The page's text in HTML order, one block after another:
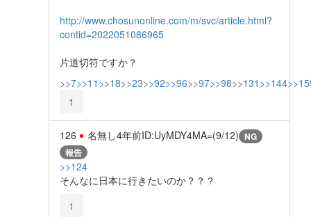
http://www.chosunonline.com/m/svc/article.html?
contid=2022051086965
片道切符ですか？
>>7>>11 >>18>>23>>92>>96>>97>>98>>131 >>144
1
126 名無し4年前ID:UyMDY4MA=(9/12) NG
報告
>>124
そんなに日本に行きたいのか？？？
1